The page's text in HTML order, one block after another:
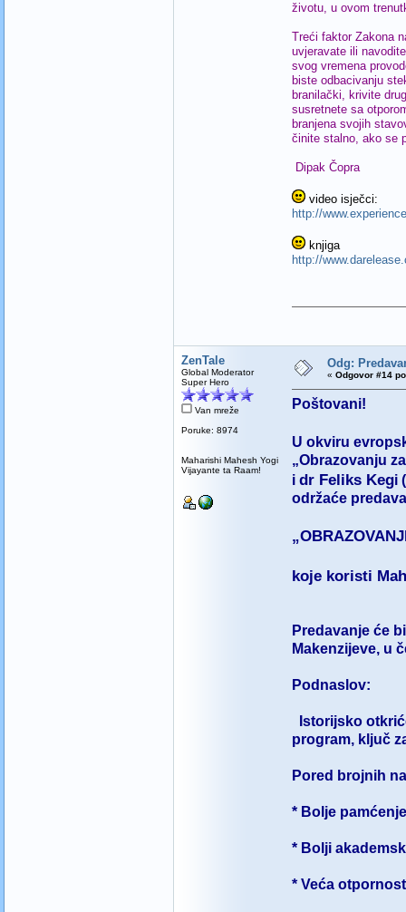
životu, u ovom
Treći faktor Zakona
uvjeravate ili
svog vremena
biste odbacivanju
branilački, krivite
susretnete sa
branjena svojih
činite stalno, ako se
Dipak Čopra
video isječci:
http://
knjiga
http://
ZenTale
Global Moderator
Super Hero
Van mreže
Poruke: 8974
Maharishi Mahesh Yogi
Vijayante ta Raam!
Odg:
« Odgovor #14
Poštovani!
U okviru
„Obrazovanju
i dr Feliks Kegi
održaće
koje koristi
Predavanje će
Makenzijeve, u
Podnaslov:
Istorijsko
program, ključ
Pored brojnih
* Bolje
* Bolji
* Veća